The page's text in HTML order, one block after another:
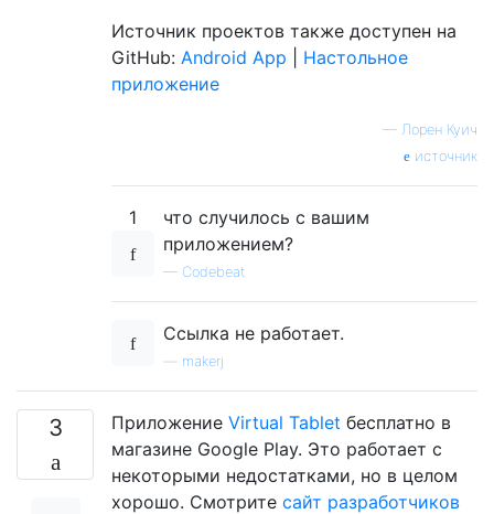
Источник проектов также доступен на
GitHub: Android App
Настольное
приложение
— Лорен Куич
источник
1
что случилось с вашим
приложением?
— Codebeat
Ссылка не работает.
makerj
3 Приложение Virtual Tablet бесплатно в
магазине Google Play. Это работает с
некоторыми недостатками, но в целом
хорошо. Смотрите сайт разработчиков